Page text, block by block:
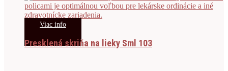
Viac info
Presklená skriňa na lieky Sml 103